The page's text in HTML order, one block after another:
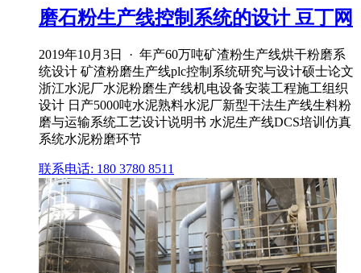
磨石粉生产线控制系统的设计 豆丁网
2019年10月3日 · 年产60万吨矿渣粉生产线烘干粉磨系
统设计 矿渣粉磨生产线plc控制系统研究与设计硕士论文
浙江水泥厂水泥粉磨生产线机电设备安装工程施工组织
设计 日产5000吨水泥熟料水泥厂新型干法生产线生料粉
磨与运输系统工艺设计说明书 水泥生产线DCS培训仿真
系统水泥粉磨环节
联系电话: 180 3780 8511